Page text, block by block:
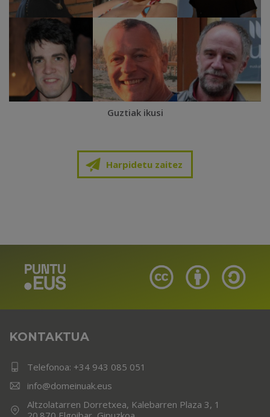
Guztiak ikusi
Harpidetu zaitez
KONTAKTUA
Telefonoa: +34 943 085 051
info@domeinuak.eus
Altzolatarren Dorretxea, Kalebarren Plaza 3, 1